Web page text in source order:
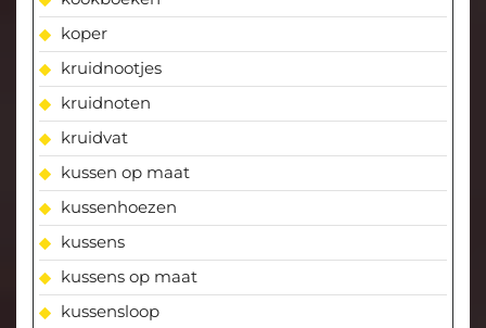
koper
kruidnootjes
kruidnoten
kruidvat
kussen op maat
kussenhoezen
kussens
kussens op maat
kussensloop